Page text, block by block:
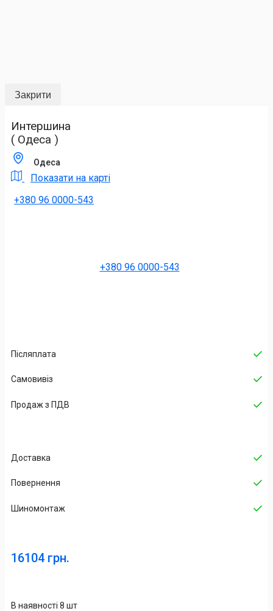
Закрити
Интершина
( Одеса )
Одеса
Показати на карті
+380 96 0000-543
+380 96 0000-543
Післяплата
Самовивіз
Продаж з ПДВ
Доставка
Повернення
Шиномонтаж
16104 грн.
В наявності 8 шт